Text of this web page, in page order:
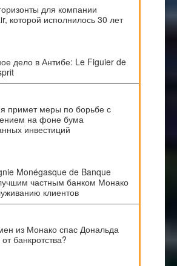
для компании
которой исполнилось 30 лет
дело в Антибе: Le Figuier de
примет меры по борьбе с
на фоне бума
инвестиций
Monégasque de Banque
частным банком Монако
клиентов
из Монако спас Дональда
банкротства?